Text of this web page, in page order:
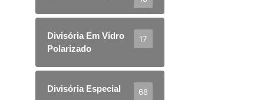
Divisória Em Vidro
Polarizado
17
Divisória Especial 68